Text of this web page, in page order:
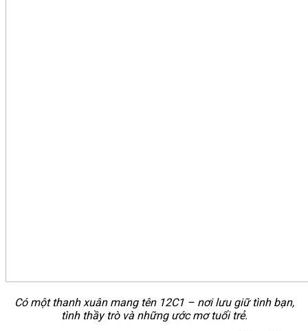
Có một thanh xuân mang tên 12C1 – nơi lưu giữ tình bạn,
tình thầy trò và những ước mơ tuổi trẻ.